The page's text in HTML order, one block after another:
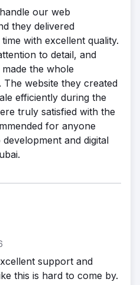
within a short
search rankings and
strategy
authority and niche-
handled outreach,
and
and effective SEO
timeline.
improvements
authority, and
than a month. The
strengthen their online
solid foundation for
our web
they delivered
with excellent quality.
to detail, and
the whole
website they created
efficiently during the
truly satisfied with the
for anyone
and digital
resultados
por parte de la
done as
support and
this is hard to come by.